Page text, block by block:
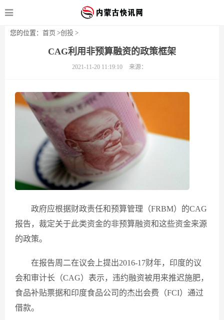
您的位置： 首页 >创投 >
CAG利用非预算融资的政策框架
2021-11-20 11:19:10 来源：
政府应根据财政责任和预算管理（FRBM）的CAG
报告，裁定关于此类资金的非预算融资和这些资金来源
的政策。
在报告周二在议会上提出2016-17财年，印度的议
会和审计长（CAG）表示，违约融资被用来推迟施肥，
食品补贴票据和印度食品公司的杰出会费（FCI）通过
借款。